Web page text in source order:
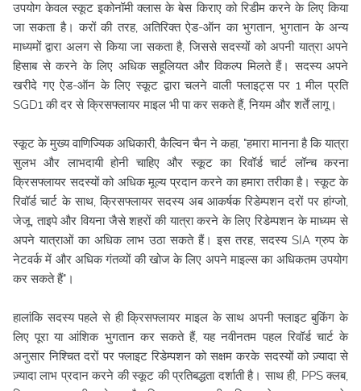
उपयोग केवल स्कूट इकोनॉमी क्लास के बेस किराए को रिडीम करने के लिए किया
जा सकता है। करों की तरह, अतिरिक्त ऐड-ऑन का भुगतान, भुगतान के अन्य
माध्यमों द्वारा अलग से किया जा सकता है, जिससे सदस्यों को अपनी यात्रा अपने
हिसाब से करने के लिए अधिक सहूलियत और विकल्प मिलते हैं। सदस्य अपने
खरीदे गए ऐड-ऑन के लिए स्कूट द्वारा चलने वाली फ्लाइट्स पर 1 मील प्रति
SGD1 की दर से क्रिसफ्लायर माइल भी पा कर सकते हैं, नियम और शर्तें लागू।
स्कूट के मुख्य वाणिज्यिक अधिकारी, कैल्विन चैन ने कहा, "हमारा मानना है कि यात्रा
सुलभ और लाभदायी होनी चाहिए और स्कूट का रिवॉर्ड चार्ट लॉन्च करना
क्रिसफ्लायर सदस्यों को अधिक मूल्य प्रदान करने का हमारा तरीका है। स्कूट के
रिवॉर्ड चार्ट के साथ, क्रिसफ्लायर सदस्य अब आकर्षक रिडेम्पशन दरों पर हांग्जो,
जेजू, ताइपे और वियना जैसे शहरों की यात्रा करने के लिए रिडेम्पशन के माध्यम से
अपने यात्राओं का अधिक लाभ उठा सकते हैं। इस तरह, सदस्य SIA ग्रुप के
नेटवर्क में और अधिक गंतव्यों की खोज के लिए अपने माइल्स का अधिकतम उपयोग
कर सकते हैं"।
हालांकि सदस्य पहले से ही क्रिसफ्लायर माइल के साथ अपनी फ्लाइट बुकिंग के
लिए पूरा या आंशिक भुगतान कर सकते हैं, यह नवीनतम पहल रिवॉर्ड चार्ट के
अनुसार निश्चित दरों पर फ्लाइट रिडेम्पशन को सक्षम करके सदस्यों को ज़्यादा से
ज़्यादा लाभ प्रदान करने की स्कूट की प्रतिबद्धता दर्शाती है। साथ ही, PPS क्लब,